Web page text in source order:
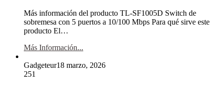
Más información del producto TL-SF1005D Switch de
sobremesa con 5 puertos a 10/100 Mbps Para qué sirve este
producto El…
Más Información...
Gadgeteur18 marzo, 2026
251